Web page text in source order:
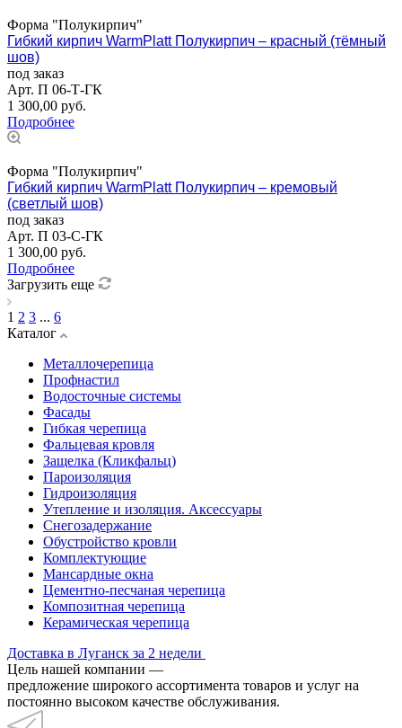
Форма "Полукирпич"
Гибкий кирпич WarmPlatt Полукирпич – красный (тёмный
шов)
под заказ
Арт. П 06-Т-ГК
1 300,00 руб.
Подробнее
Форма "Полукирпич"
Гибкий кирпич WarmPlatt Полукирпич – кремовый
(светлый шов)
под заказ
Арт. П 03-С-ГК
1 300,00 руб.
Подробнее
Загрузить еще
1 2 3 ... 6
Каталог
Металлочерепица
Профнастил
Водосточные системы
Фасады
Гибкая черепица
Фальцевая кровля
Защелка (Кликфальц)
Пароизоляция
Гидроизоляция
Утепление и изоляция. Аксессуары
Снегозадержание
Обустройство кровли
Комплектующие
Мансардные окна
Цементно-песчаная черепица
Композитная черепица
Керамическая черепица
Доставка в Луганск за 2 недели
Цель нашей компании —
предложение широкого ассортимента товаров и услуг на
постоянно высоком качестве обслуживания.